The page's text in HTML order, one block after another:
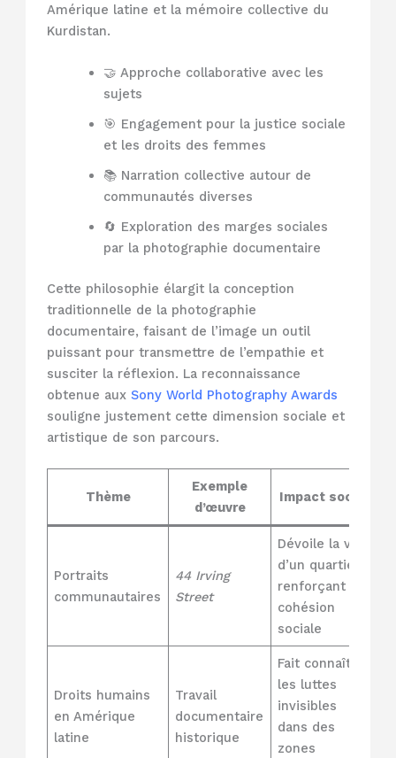
Amérique latine et la mémoire collective du
Kurdistan.
🤝 Approche collaborative avec les
sujets
🎯 Engagement pour la justice sociale
et les droits des femmes
📚 Narration collective autour de
communautés diverses
🔄 Exploration des marges sociales
par la photographie documentaire
Cette philosophie élargit la conception
traditionnelle de la photographie
documentaire, faisant de l’image un outil
puissant pour transmettre de l’empathie et
susciter la réflexion. La reconnaissance
obtenue aux Sony World Photography Awards
souligne justement cette dimension sociale et
artistique de son parcours.
Thème
Exemple
d’œuvre
Impact social
Portraits
communautaires
44 Irving
Street
Dévoile la vie
d’un quartier,
renforçant la
cohésion
sociale
Droits humains
en Amérique
latine
Travail
documentaire
historique
Fait connaître
les luttes
invisibles
dans des
zones